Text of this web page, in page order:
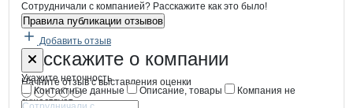
Сотрудничали с компанией? Расскажите как это было!
Правила публикации отзывов
Добавить отзыв
Расскажите о компании
Начните отзыв с выставления оценки
Форма обратной связи о
Укажите неточность
Контактные данные
Описание, товары
Компания не
существует